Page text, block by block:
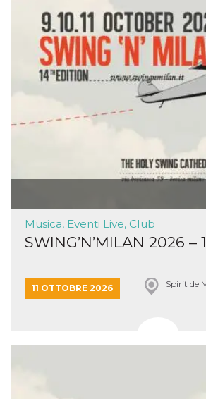
Musica, Eventi Live, Club
SWING’N’MILAN 2026 –
11 OTTOBRE 2026 Spirit de